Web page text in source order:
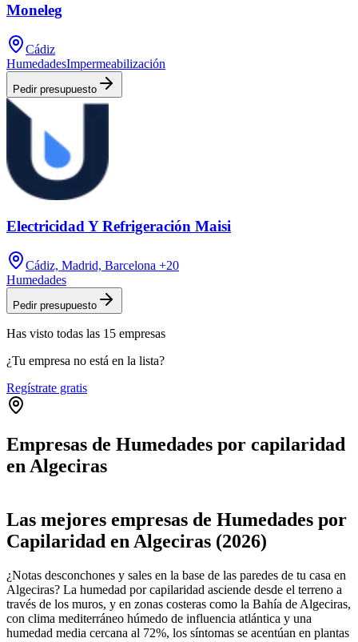
Moneleg
Cádiz
HumedadesImpermeabilización
Pedir presupuesto
Electricidad Y Refrigeración Maisi
Cádiz, Madrid, Barcelona +20
Humedades
Pedir presupuesto
Has visto todas las 15 empresas
¿Tu empresa no está en la lista?
Regístrate gratis
Empresas de Humedades por capilaridad
en Algeciras
+
−
Las mejores empresas de Humedades por
Capilaridad en Algeciras (2026)
¿Notas desconchones y sales en la base de las paredes de tu casa en
Algeciras? La humedad por capilaridad asciende desde el terreno a
través de los muros, y en zonas costeras como la Bahía de Algeciras,
con clima mediterráneo húmedo de influencia atlántica y una
humedad media cercana al 72%, los síntomas se acentúan en plantas